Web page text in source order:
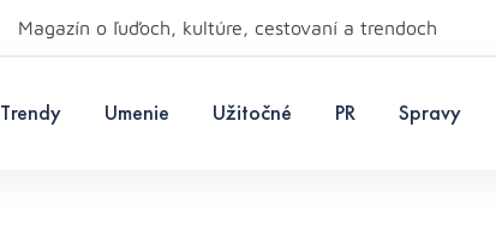
Magazín o ľuďoch, kultúre, cestovaní a trendoch
Trendy Umenie Užitočné PR Spravy